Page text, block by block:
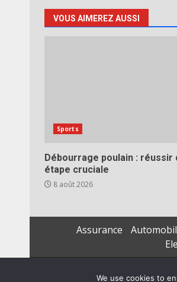
VOUS AIMEREZ AUSSI
Sports
Débourrage poulain : réussir
étape cruciale
8 août 2026
Assurance
We use cookies to